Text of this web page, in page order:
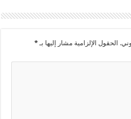
الحقول الإلزامية مشار إليها بـ*